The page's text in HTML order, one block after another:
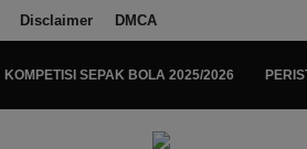
Disclaimer DMCA
KOMPETISI SEPAK BOLA 2025/2026